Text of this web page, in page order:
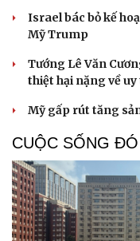
Israel bác bỏ kế
Mỹ Trump
Tướng Lê Văn
thiệt hại nặng về
Mỹ gấp rút tăng
CUỘC SỐNG